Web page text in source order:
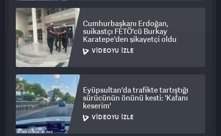
Cumhurbaşkanı Erdoğan,
suikastçı FETÖ'cü Burkay
Karatepe'den şikayetçi oldu
VIDEOYU İZLE
Eyüpsultan'da trafikte tartıştığı
sürücünün önünü kesti: 'Kafanı
keserim'
VIDEOYU İZLE